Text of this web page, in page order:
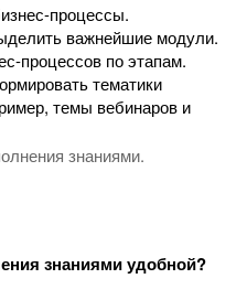
процессы.
важнейшие модули.
процессов по этапам.
тематики
темы вебинаров и
знаниями.
знаниями удобной?